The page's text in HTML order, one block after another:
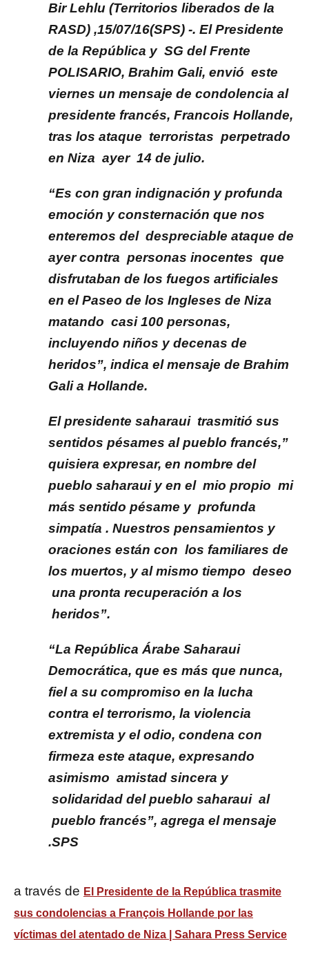
Bir Lehlu (Territorios liberados de la
RASD) ,15/07/16(SPS) -. El Presidente
de la República y SG del Frente
POLISARIO, Brahim Gali, envió este
viernes un mensaje de condolencia al
presidente francés, Francois Hollande,
tras los ataque terroristas perpetrado
en Niza ayer 14 de julio.
“Es con gran indignación y profunda
emoción y consternación que nos
enteremos del despreciable ataque de
ayer contra personas inocentes que
disfrutaban de los fuegos artificiales
en el Paseo de los Ingleses de Niza
matando casi 100 personas,
incluyendo niños y decenas de
heridos”, indica el mensaje de Brahim
Gali a Hollande.
El presidente saharaui trasmitió sus
sentidos pésames al pueblo francés,”
quisiera expresar, en nombre del
pueblo saharaui y en el mio propio mi
más sentido pésame y profunda
simpatía . Nuestros pensamientos y
oraciones están con los familiares de
los muertos, y al mismo tiempo deseo
una pronta recuperación a los
heridos”.
“La República Árabe Saharaui
Democrática, que es más que nunca,
fiel a su compromiso en la lucha
contra el terrorismo, la violencia
extremista y el odio, condena con
firmeza este ataque, expresando
asimismo amistad sincera y
solidaridad del pueblo saharaui al
pueblo francés”, agrega el mensaje
.SPS
a través de El Presidente de la República trasmite
sus condolencias a François Hollande por las
víctimas del atentado de Niza | Sahara Press Service